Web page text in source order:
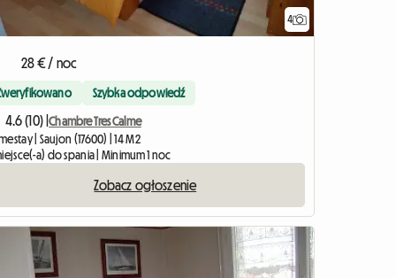
4
28 € / noc
Szybka odpowiedź
4.6 (10) |Chambre Tres Calme
| Saujon (17600) | 14 M2
a) do spania | Minimum 1 noc
Zobacz ogłoszenie